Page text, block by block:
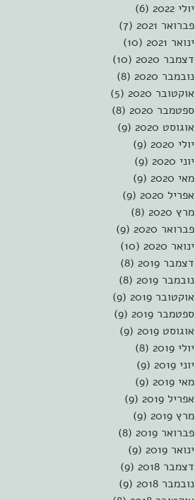
יולי 2022 (6)
פברואר 2021
(7)
ינואר 2021
(10)
דצמבר 2020
(10)
נובמבר 2020
(8)
אוקטובר 2020
(5)
ספטמבר 2020
(8)
אוגוסט 2020
(9)
יולי 2020
(9)
יוני 2020
(9)
מאי 2020
(9)
אפריל 2020
(9)
מרץ 2020
(8)
פברואר 2020
(9)
ינואר 2020
(10)
דצמבר 2019
(8)
נובמבר 2019
(8)
אוקטובר 2019
(9)
ספטמבר 2019
(9)
אוגוסט 2019
(9)
יולי 2019
(8)
יוני 2019
(9)
מאי 2019
(9)
אפריל 2019
(9)
מרץ 2019
(9)
פברואר 2019
(8)
ינואר 2019
(9)
דצמבר 2018
(9)
נובמבר 2018
(9)